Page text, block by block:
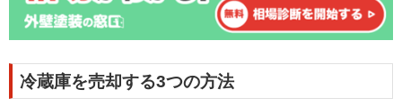
冷蔵庫を売却する3つの方法